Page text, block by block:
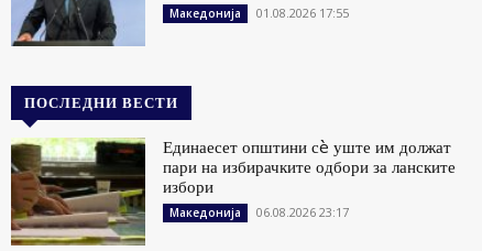
Македонија 01.08.2026 17:55
ПОСЛЕДНИ ВЕСТИ
Единаесет општини сè уште им должат
пари на избирачките одбори за ланските
избори
Македонија 06.08.2026 23:17